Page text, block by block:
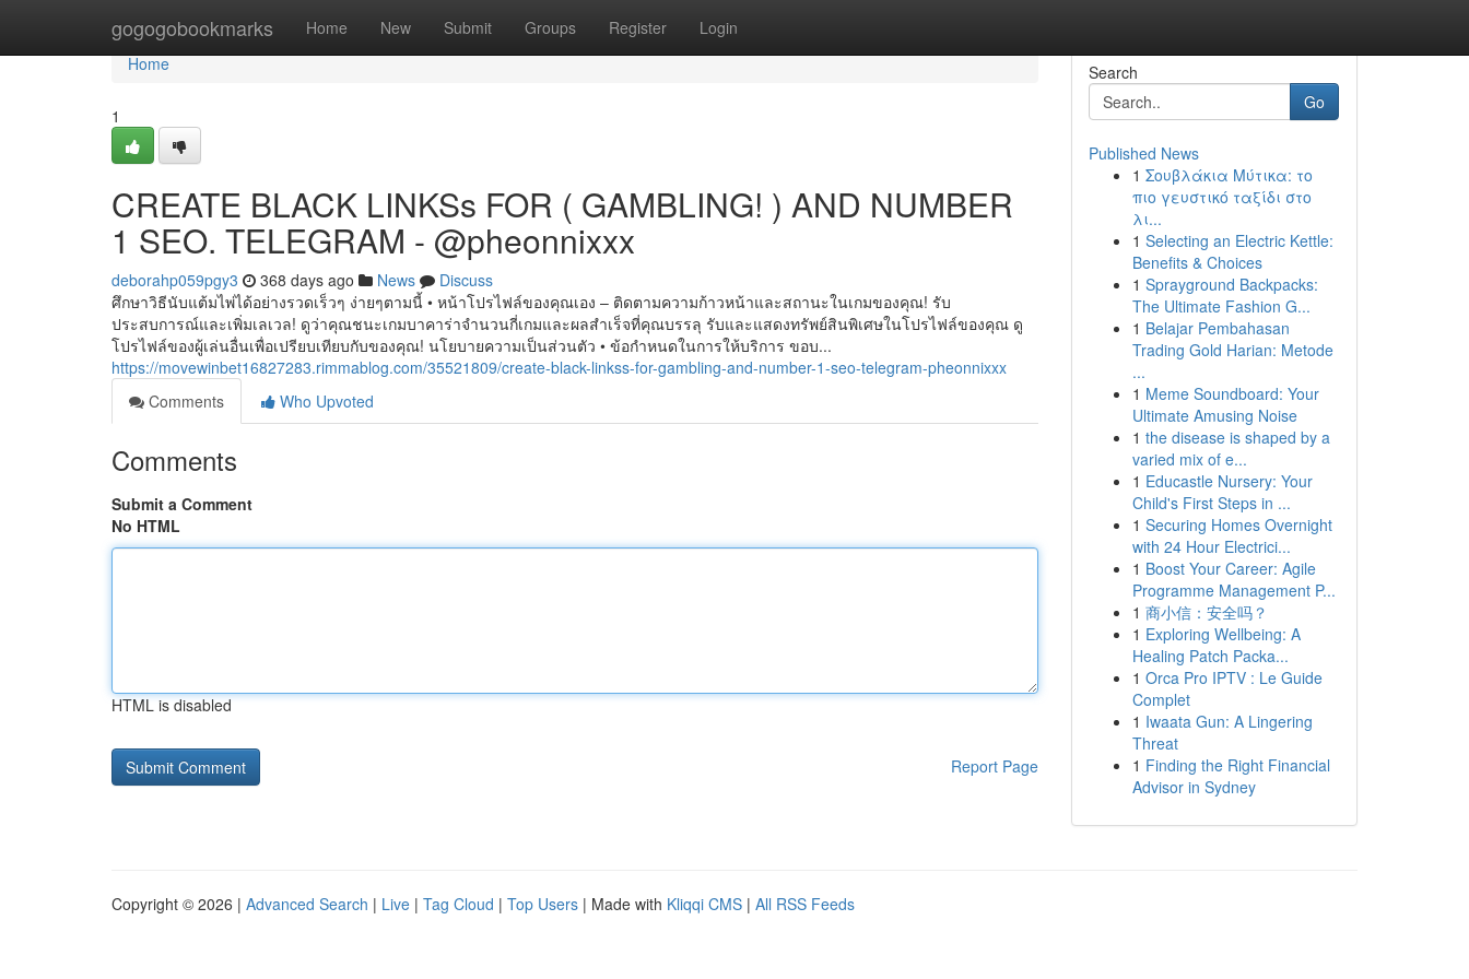
gogogobookmarks Home New Submit Groups Register Login
Home
Home
1
CREATE BLACK LINKSs FOR ( GAMBLING! ) AND NUMBER
1 SEO. TELEGRAM - @pheonnixxx
deborahp059pgy3 368 days ago News
Discuss
ศึกษาวิธีนับแต้มไพ่ได้อย่างรวดเร็วๆ ง่ายๆตามนี้ • หน้า​โป​ร​ไฟล์ของ​คุณ​เอง – ติดตาม​ความ​ก้าวหน้า​และ​สถานะ​ใน​เกม​ของ​คุณ! รับ​
ประสบการณ์​และ​เพิ่มเลเวล! ดู​ว่า​คุณ​ชนะ​เกม​บา​คา​ร่า​จำนวน​กี่​เกม​และ​ผล​สำเร็จ​ที่​คุณ​บรรลุ รับ​และ​แสดง​ทรัพย์สิน​พิเศษ​ใน​โป​ร​ไฟล์ของ​คุณ ดู​
โป​ร​ไฟล์ของ​ผู้​เล่น​อื่น​เพื่อ​เปรียบเทียบ​กับ​ของ​คุณ! นโยบายความเป็นส่วนตัว • ข้อกำหนดในการให้บริการ ขอบ...
https://movewinbet16827283.rimmablog.com/35521809/create-black-linkss-for-gambling-and-number-1-seo-telegram-pheonnixxx
Comments
Who Upvoted
Comments
Submit a Comment
No HTML
HTML is disabled
Report Page
Search
Go
Published News
1 Σουβλάκια Μύτικα: το
πιο γευστικό ταξίδι στο
λι...
1 Selecting an Electric Kettle:
Benefits & Choices
1 Sprayground Backpacks:
The Ultimate Fashion G...
1 Belajar Pembahasan
Trading Gold Harian: Metode
...
1 Meme Soundboard: Your
Ultimate Amusing Noise
1 the disease is shaped by a
varied mix of e...
1 Educastle Nursery: Your
Child's First Steps in ...
1 Securing Homes Overnight
with 24 Hour Electrici...
1 Boost Your Career: Agile
Programme Management P...
1 商小信：安全吗？
1 Exploring Wellbeing: A
Healing Patch Packa...
1 Orca Pro IPTV : Le Guide
Complet
1 Iwaata Gun: A Lingering
Threat
1 Finding the Right Financial
Advisor in Sydney
Copyright © 2026 | Advanced Search | Live | Tag Cloud | Top Users | Made with Kliqqi CMS | All RSS Feeds